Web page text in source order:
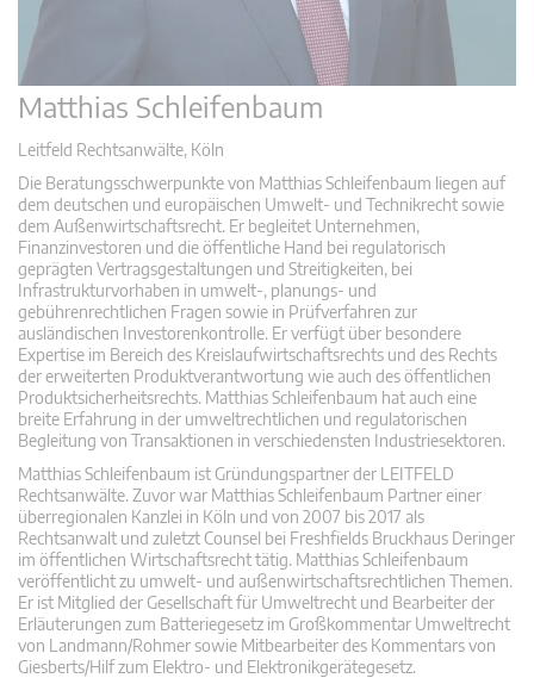
Matthias Schleifenbaum
Leitfeld Rechtsanwälte, Köln
Die Beratungsschwerpunkte von Matthias Schleifenbaum liegen auf
dem deutschen und europäischen Umwelt- und Technikrecht sowie
dem Außenwirtschaftsrecht. Er begleitet Unternehmen,
Finanzinvestoren und die öffentliche Hand bei regulatorisch
geprägten Vertragsgestaltungen und Streitigkeiten, bei
Infrastrukturvorhaben in umwelt-, planungs- und
gebührenrechtlichen Fragen sowie in Prüfverfahren zur
ausländischen Investorenkontrolle. Er verfügt über besondere
Expertise im Bereich des Kreislaufwirtschaftsrechts und des Rechts
der erweiterten Produktverantwortung wie auch des öffentlichen
Produktsicherheitsrechts. Matthias Schleifenbaum hat auch eine
breite Erfahrung in der umweltrechtlichen und regulatorischen
Begleitung von Transaktionen in verschiedensten Industriesektoren.
Matthias Schleifenbaum ist Gründungspartner der LEITFELD
Rechtsanwälte. Zuvor war Matthias Schleifenbaum Partner einer
überregionalen Kanzlei in Köln und von 2007 bis 2017 als
Rechtsanwalt und zuletzt Counsel bei Freshfields Bruckhaus Deringer
im öffentlichen Wirtschaftsrecht tätig. Matthias Schleifenbaum
veröffentlicht zu umwelt- und außenwirtschaftsrechtlichen Themen.
Er ist Mitglied der Gesellschaft für Umweltrecht und Bearbeiter der
Erläuterungen zum Batteriegesetz im Großkommentar Umweltrecht
von Landmann/Rohmer sowie Mitbearbeiter des Kommentars von
Giesberts/Hilf zum Elektro- und Elektronikgerätegesetz.